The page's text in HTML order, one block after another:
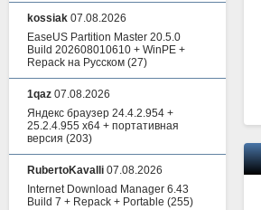
kossiak 07.08.2026
EaseUS Partition Master 20.5.0
Build 202608010610 + WinPE +
Repack на Русском (27)
1qaz 07.08.2026
Яндекс браузер 24.4.2.954 +
25.2.4.955 x64 + портативная
версия (203)
RubertoKavalli 07.08.2026
Internet Download Manager 6.43
Build 7 + Repack + Portable (255)